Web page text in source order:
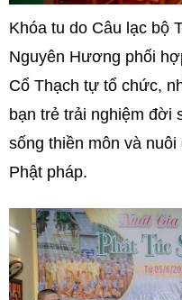
Khóa tu do Câu lạc bộ
Nguyên Hương phối
Cổ Thạch tự tổ chức,
bạn trẻ trải nghiệm đời
sống thiền môn và
Phật pháp.